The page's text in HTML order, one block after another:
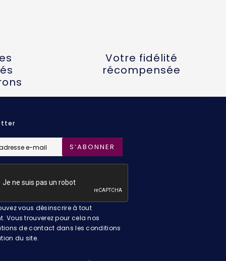
Votre fidélité
récompensée
S’ABONNER
vous désinscrire à tout
Vous trouverez pour cela nos
de contact dans les conditions
du site.